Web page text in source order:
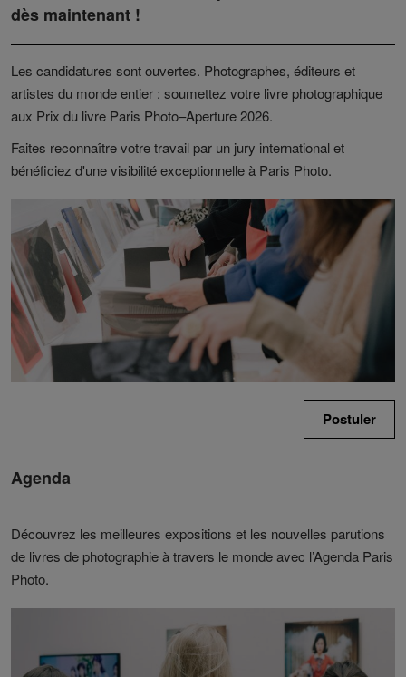
dès maintenant !
Les candidatures sont ouvertes. Photographes, éditeurs et
artistes du monde entier : soumettez votre livre photographique
aux Prix du livre Paris Photo–Aperture 2026.
Faites reconnaître votre travail par un jury international et
bénéficiez d'une visibilité exceptionnelle à Paris Photo.
Postuler
Agenda
Découvrez les meilleures expositions et les nouvelles parutions
de livres de photographie à travers le monde avec l’Agenda Paris
Photo.